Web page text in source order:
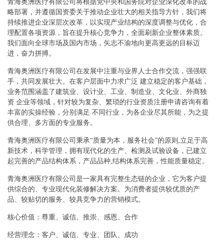
青海奥洲医疗有限公司将根据党中央和国务院对企业深化改革的战
略部署，并遵循国资委关于推动企业壮大的相关指导方针，我们将
持续推进企业深层次改革，以实现产业结构的深度调整与优化，合
理配置各项资源，旨在提升核心竞争力，全面刷新企业整体素质。
我们面向全球市场及国内市场，矢志不渝地向更高更远的目标迈
进，奋力拼搏。
青海奥洲医疗有限公司在发展中注重与业界人士合作交流，强强联
手，共同发展壮大。在客户层面中力求广泛 建立稳定的客户基础，
业务范围涵盖了建筑业、设计业、工业、制造业、文化业、外商独
资 企业等领域，针对较为复杂、繁琐的行业资质注册申请咨询有着
丰富的实操经验，分别满足 不同行业，为各企业尽其所能，为之提
供合理、多方面的专业服务。
青海奥洲医疗有限公司秉承“质量为本，服务社会”的原则,立足于高
新技术，科学管理，拥有现代化的生产、检测及试验设备，已建立
起完善的产品结构体系，产品品种,结构体系完善，性能质量稳定。
青海奥洲医疗有限公司是一家具有完整生态链的企业，它为客户提
供综合的、专业现代化装修解决方案。为消费者提供较优质的产
品、较贴切的服务、较具竞争力的营销模式。
核心价值：尊重、诚信、推崇、感恩、合作
经营理念：客户、诚信、专业、团队、成功